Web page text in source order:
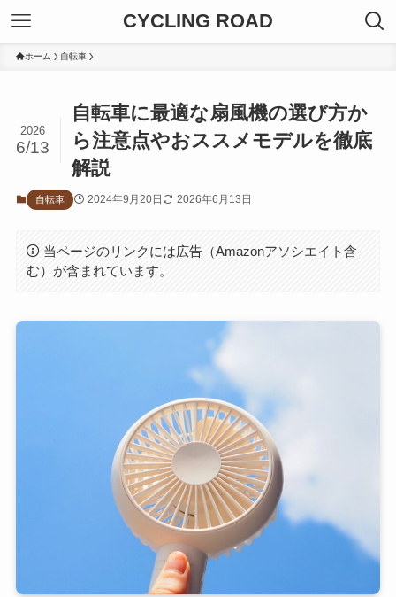
CYCLING ROAD
ホーム 自転車
自転車に最適な扇風機の選び方か
ら注意点やおススメモデルを徹底
解説
2026
6/13
自転車 2024年9月20日 2026年6月13日
当ページのリンクには広告（Amazonアソシエイト含
む）が含まれています。